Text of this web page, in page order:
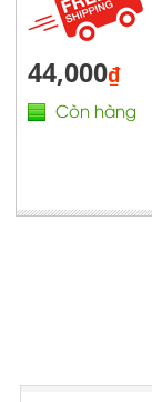
44,000₫
Còn hàng